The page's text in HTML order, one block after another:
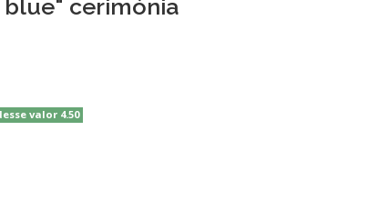
blue" cerimónia
valor 4.50